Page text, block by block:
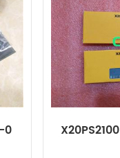
X20PS2100 وحدة الإدخال الرقمية